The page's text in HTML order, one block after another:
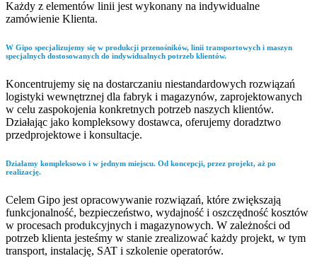
Każdy z elementów linii jest wykonany na indywidualne
zamówienie Klienta.
W Gipo specjalizujemy się w produkcji przenośników, linii transportowych i maszyn
specjalnych dostosowanych do indywidualnych potrzeb klientów.
Koncentrujemy się na dostarczaniu niestandardowych rozwiązań
logistyki wewnętrznej dla fabryk i magazynów, zaprojektowanych
w celu zaspokojenia konkretnych potrzeb naszych klientów.
Działając jako kompleksowy dostawca, oferujemy doradztwo
przedprojektowe i konsultacje.
Działamy kompleksowo i w jednym miejscu. Od koncepcji, przez projekt, aż po
realizację.
Celem Gipo jest opracowywanie rozwiązań, które zwiększają
funkcjonalność, bezpieczeństwo, wydajność i oszczędność kosztów
w procesach produkcyjnych i magazynowych. W zależności od
potrzeb klienta jesteśmy w stanie zrealizować każdy projekt, w tym
transport, instalację, SAT i szkolenie operatorów.